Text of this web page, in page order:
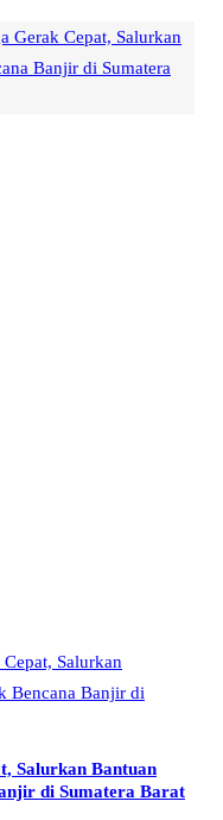
Gerak Cepat, Salurkan
Banjir di Sumatera
Salurkan Bantuan
di Sumatera Barat